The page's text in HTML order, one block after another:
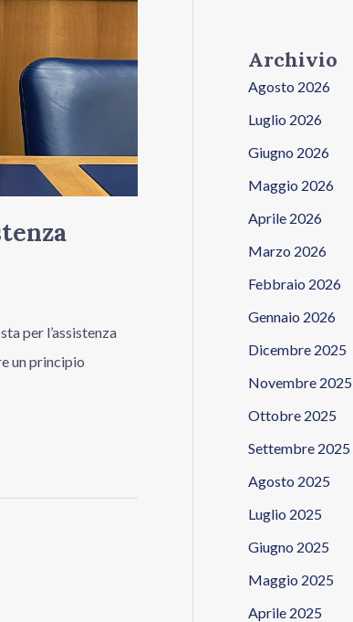
per l’assistenza
un principio
Archivio
Agosto 2026
Luglio 2026
Giugno 2026
Maggio 2026
Aprile 2026
Marzo 2026
Febbraio 2026
Gennaio 2026
Dicembre 2025
Novembre 2025
Ottobre 2025
Settembre 2025
Agosto 2025
Luglio 2025
Giugno 2025
Maggio 2025
Aprile 2025